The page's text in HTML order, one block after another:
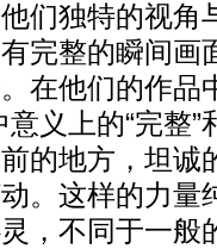
们独特的视角
完整的瞬间画
在他们的作品
义上的“完整”
的地方，坦诚
。这样的力量
，不同于一般